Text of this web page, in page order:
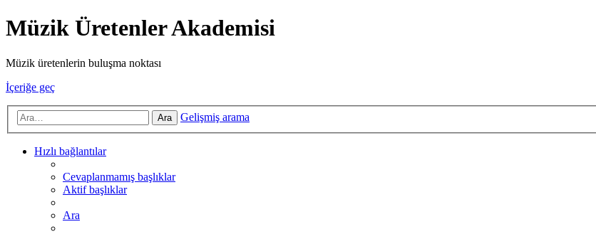
Müzik Üretenler Akademisi
Müzik üretenlerin buluşma noktası
İçeriğe geç
Ara Gelişmiş arama
Hızlı bağlantılar
Cevaplanmamış başlıklar
Aktif başlıklar
Ara